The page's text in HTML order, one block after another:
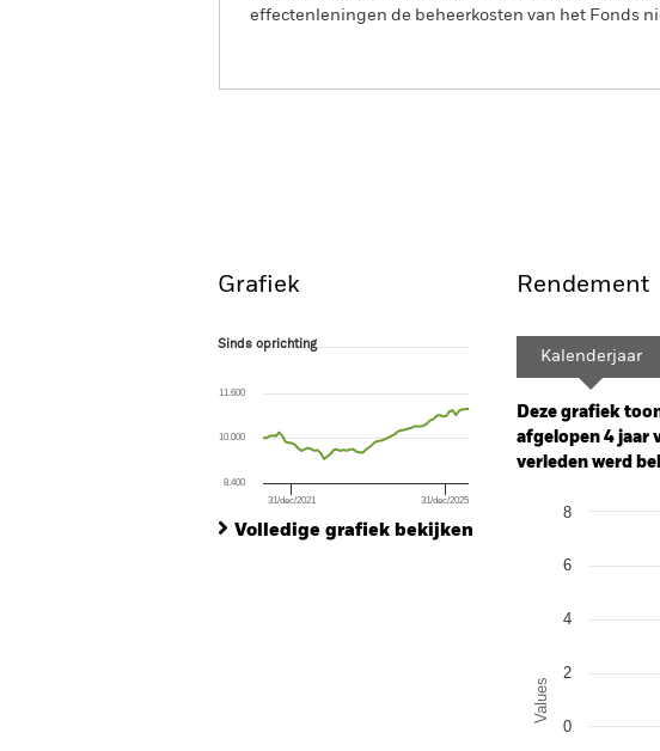
effectenleningen de beheerkosten van het Fonds
Grafiek
Sinds oprichting
The chart has 1 X axis displaying Time. Range: 2021-03-31
The chart has 1 Y axis displaying values. Range: -16 to 32.
Sinds oprichting
31/dec/2021 31/dec/2025
8.400
10.000
11.600
Volledige grafiek bekijken
Rendement
Kalenderjaar
Deze grafiek
afgelopen 4 jaar
verleden werd
Bar chart with 2
The chart has 1
Values
0
2
4
6
8